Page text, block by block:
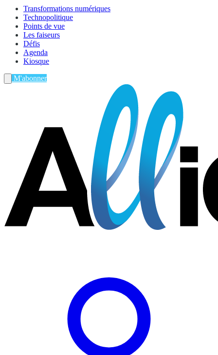
Transformations numériques
Technopolitique
Points de vue
Les faiseurs
Défis
Agenda
Kiosque
M'abonner